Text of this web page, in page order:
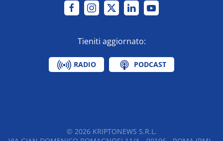
Tieniti aggiornato:
RADIO PODCAST
© 2026KRIPTONEWS S.R.L.